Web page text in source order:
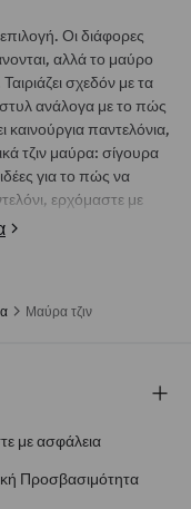
Οι διάφορες
αλλά το μαύρο
σχεδόν με τα
ανάλογα με το πώς
παντελόνια,
τζιν μαύρα: σίγουρα
για το πώς να
ερχόμαστε με
σένα και ίσως βρεις
μαύρα; 3 ιδέες
με κάθε χρώμα.
του basic style.
τις δυνατότητες
outfits:
Μαύρα τζιν
με ασφάλεια
Προσβασιμότητα